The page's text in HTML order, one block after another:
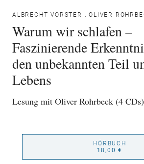
ALBRECHT VORSTER ,OLIVER
Warum wir schlafen –
Faszinierende
den unbekannten Teil
Lebens
Lesung mit Oliver Rohrbeck (4 CDs)
HÖRBUCH
18,00 €